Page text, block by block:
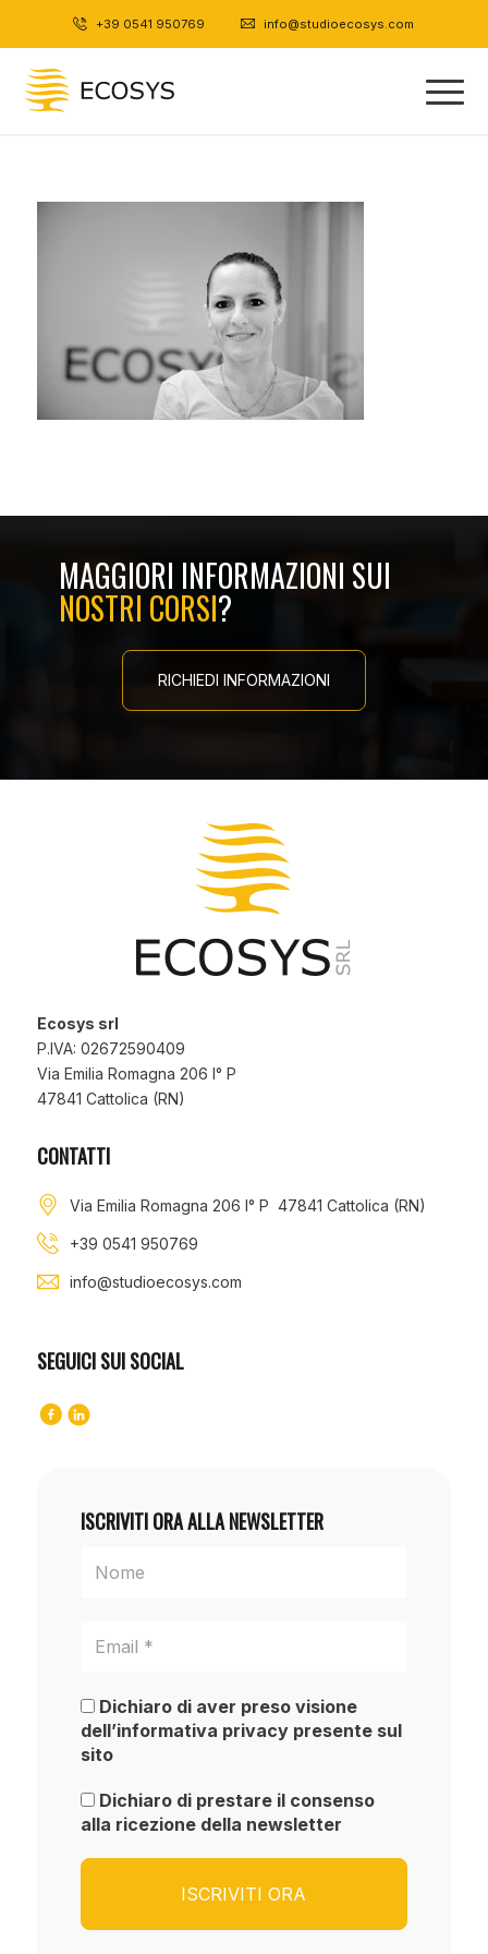
+39 0541 950769 info@studioecosys.com
MAGGIORI INFORMAZIONI SUI
NOSTRI CORSI?
RICHIEDI INFORMAZIONI
Ecosys srl
P.IVA: 02672590409
Via Emilia Romagna 206 I° P
47841 Cattolica (RN)
CONTATTI
Via Emilia Romagna 206 I° P 47841 Cattolica (RN)
+39 0541 950769
info@studioecosys.com
SEGUICI SUI SOCIAL
ISCRIVITI ORA ALLA NEWSLETTER
Dichiaro di aver preso visione
dell’informativa privacy presente sul
sito
Dichiaro di prestare il consenso
alla ricezione della newsletter